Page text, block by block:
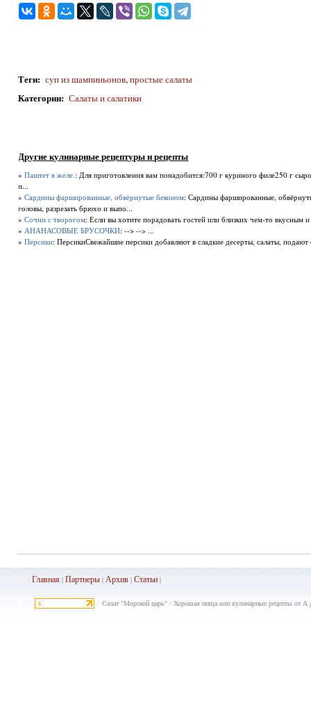
Теги: суп из шампиньонов,простые салаты
Категории: Салаты и салатики
Другие кулинарные рецептуры и рецепты
»Паштет в желе.: Для приготовления вам понадобится:700 г куриного филе250 г
п...
»Сардины фаршированные, обвёрнутые беконом: Сардины фаршированные,
головы, разрезать брюхо и выпо...
»Сочни с творогом: Если вы хотите порадовать гостей или близких чем-то вкусным
»АНАНАСОВЫЕ БРУСОЧКИ: --> --> ...
»Персики: ПерсикиСвежайшие персики добавляют в сладкие десерты, салаты,
Главная |Партнеры |Архив |Статьи |
Салат "Морской царь" - Хорошая пища или кулинарные рецепты от А